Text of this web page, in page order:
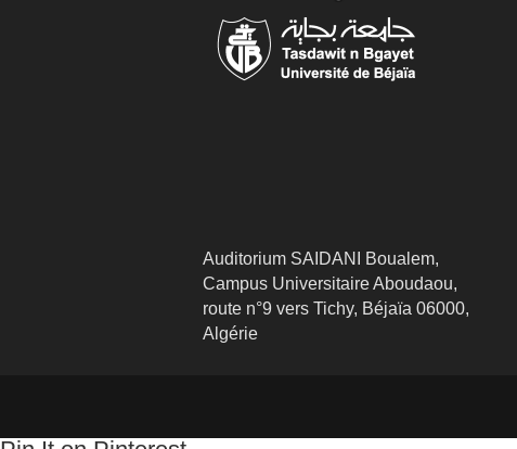
Auditorium SAIDANI Boualem,
Campus Universitaire Aboudaou,
route n°9 vers Tichy, Béjaïa 06000,
Algérie